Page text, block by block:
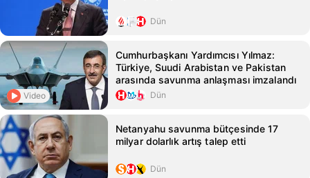
Dün
Video
Cumhurbaşkanı Yardımcısı Yılmaz:
Türkiye, Suudi Arabistan ve Pakistan
arasında savunma anlaşması imzalandı
Dün
Netanyahu savunma bütçesinde 17
milyar dolarlık artış talep etti
Dün